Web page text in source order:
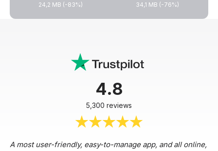
24,2 MB (-83%) 34,1 MB (-76%)
4.8
5,300 reviews
A most user-friendly, easy-to-manage app, and all online,